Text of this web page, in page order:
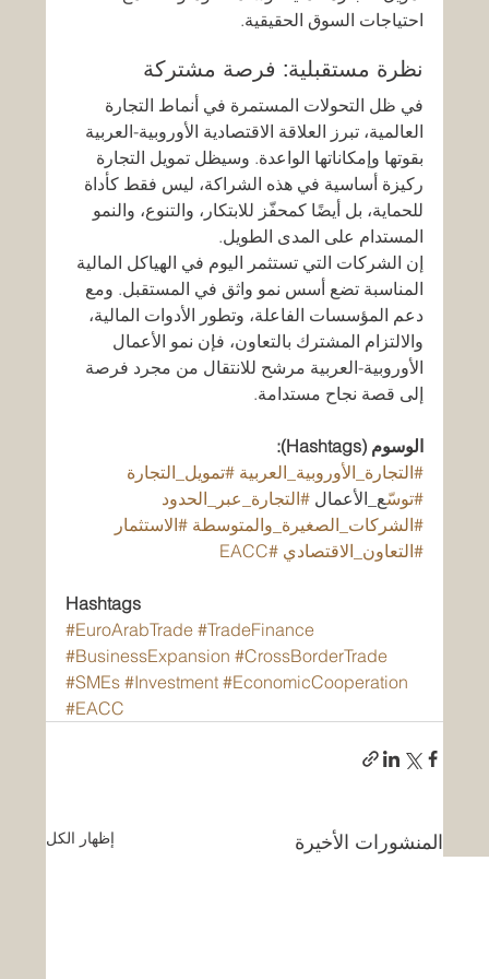
احتياجات السوق الحقيقية.
نظرة مستقبلية: فرصة مشتركة
في ظل التحولات المستمرة في أنماط التجارة
العالمية، تبرز العلاقة الاقتصادية الأوروبية-العربية
بقوتها وإمكاناتها الواعدة. وسيظل تمويل التجارة
ركيزة أساسية في هذه الشراكة، ليس فقط كأداة
للحماية، بل أيضًا كمحفّز للابتكار، والتنوع، والنمو
المستدام على المدى الطويل.
إن الشركات التي تستثمر اليوم في الهياكل المالية
المناسبة تضع أسس نمو واثق في المستقبل. ومع
دعم المؤسسات الفاعلة، وتطور الأدوات المالية،
والالتزام المشترك بالتعاون، فإن نمو الأعمال
الأوروبية-العربية مرشح للانتقال من مجرد فرصة
إلى قصة نجاح مستدامة.
الوسوم (Hashtags):
#التجارة_الأوروبية_العربية #تمويل_التجارة
#توسّع_الأعمال #التجارة_عبر_الحدود
#الشركات_الصغيرة_والمتوسطة #الاستثمار
#التعاون_الاقتصادي #EACC
Hashtags
#EuroArabTrade #TradeFinance
#BusinessExpansion #CrossBorderTrade
#SMEs #Investment #EconomicCooperation
#EACC
المنشورات الأخيرة إظهار الكل